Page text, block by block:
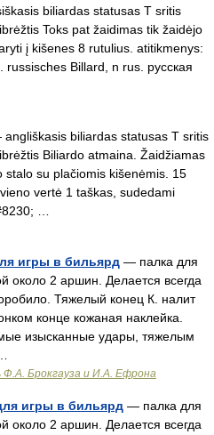
biliardas statusas T sritis
Toks pat žaidimas tik žaidėjo
į kišenes 8 rutulius. atitikmenys:
Billard, n rus. русская
biliardas statusas T sritis
Biliardo atmaina. Žaidžiamas
stalo su plačiomis kišenėmis. 15
vertė 1 taškas, sudedami
…
игры в бильярд — палка для
около 2 аршин. Делается всегда
Тяжелый конец К. налит
конце кожаная наклейка.
изысканные удары, тяжелым
Ф.А. Брокгауза и И.А. Ефрона
игры в бильярд — палка для
около 2 аршин. Делается всегда